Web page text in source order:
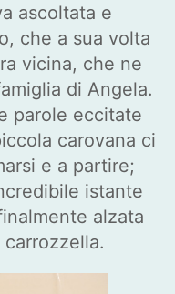
ascoltata e
che a sua volta
vicina, che ne
di Angela.
parole eccitate
carovana ci
e a partire;
istante
alzata